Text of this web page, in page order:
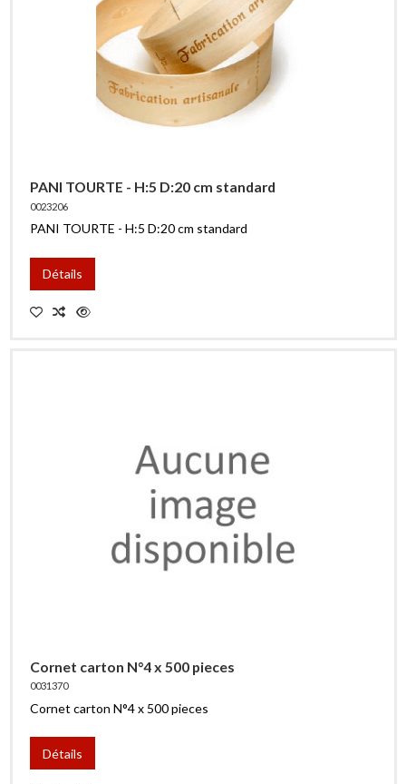
PANI TOURTE - H:5 D:20 cm standard
0023206
PANI TOURTE - H:5 D:20 cm standard
Détails
Cornet carton N°4 x 500 pieces
0031370
Cornet carton N°4 x 500 pieces
Détails